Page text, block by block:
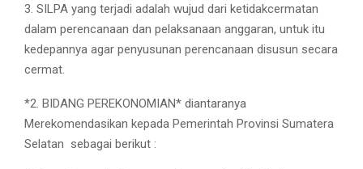
3. SILPA yang terjadi adalah wujud dari ketidakcermatan
dalam perencanaan dan pelaksanaan anggaran, untuk itu
kedepannya agar penyusunan perencanaan disusun secara
cermat.
*2. BIDANG PEREKONOMIAN* diantaranya
Merekomendasikan kepada Pemerintah Provinsi Sumatera
Selatan sebagai berikut :